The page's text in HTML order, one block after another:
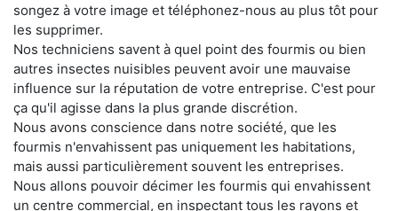
songez à votre image et téléphonez-nous au plus tôt pour
les supprimer.
Nos techniciens savent à quel point des fourmis ou bien
autres insectes nuisibles peuvent avoir une mauvaise
influence sur la réputation de votre entreprise. C'est pour
ça qu'il agisse dans la plus grande discrétion.
Nous avons conscience dans notre société, que les
fourmis n'envahissent pas uniquement les habitations,
mais aussi particulièrement souvent les entreprises.
Nous allons pouvoir décimer les fourmis qui envahissent
un centre commercial, en inspectant tous les rayons et